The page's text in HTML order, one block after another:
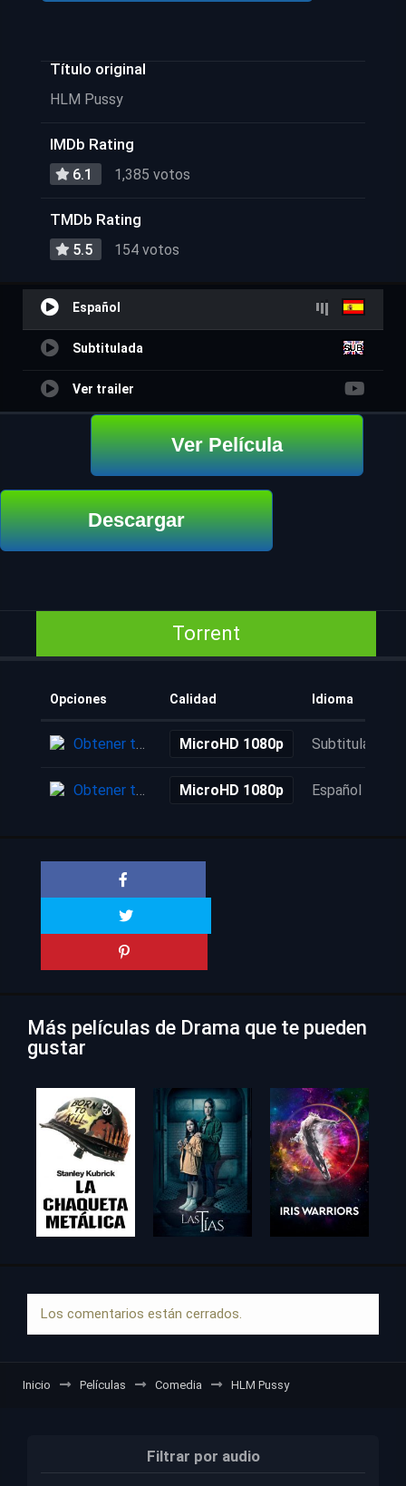
Título original
HLM Pussy
IMDb Rating
6.1 1,385 votos
TMDb Rating
5.5 154 votos
Español
Subtitulada
Ver trailer
Ver Película
Descargar
Torrent
Opciones Calidad Idioma
Obtener torrent MicroHD 1080p Subtitulada
Obtener torrent MicroHD 1080p Español
Más películas de Drama que te pueden
gustar
Los comentarios están cerrados.
Inicio Películas Comedia HLM Pussy
Filtrar por audio